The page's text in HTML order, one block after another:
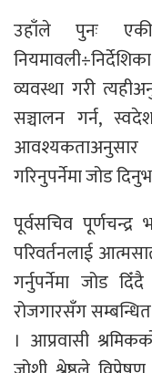
उहाँले पुनः
व्यवस्था गरी
सञ्चालन गर्न,
गरिनुपर्नेमा जोड
पूर्वसचिव पूर्णचन्द्र
परिवर्तनलाई
गर्नुपर्नेमा जोड
रोजगारसँग
। आप्रवासी